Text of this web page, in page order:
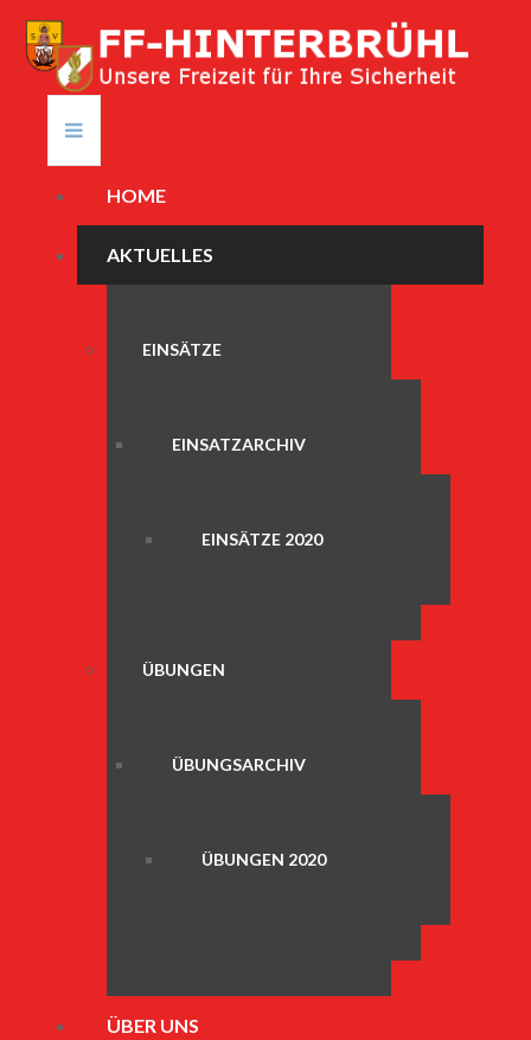
HOME
AKTUELLES
EINSÄTZE
EINSATZARCHIV
EINSÄTZE 2020
ÜBUNGEN
ÜBUNGSARCHIV
ÜBUNGEN 2020
ÜBER UNS